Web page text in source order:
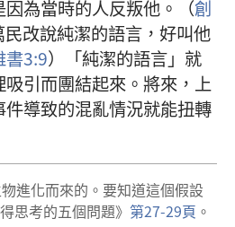
為當時的人反叛他。（創
改說純潔的語言，好叫他
書3:9）「純潔的語言」就
引而團結起來。將來，上
導致的混亂情況就能扭轉
進化而來的。要知道這個假設
思考的五個問題》 第27-29頁 。